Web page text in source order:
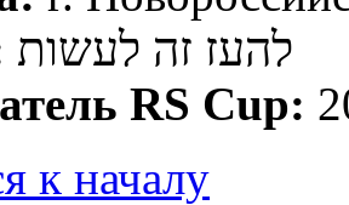
להעז זה לעשות
RS Cup:
к началу